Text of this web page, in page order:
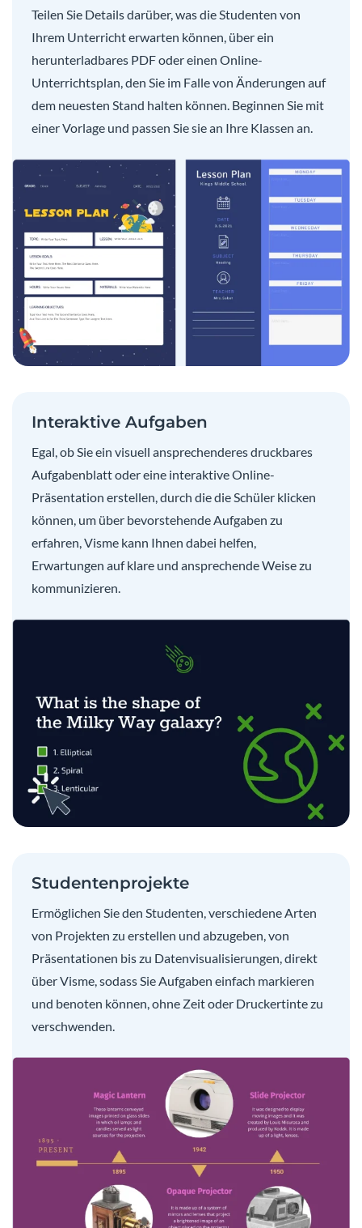
Teilen Sie Details darüber, was die Studenten von
Ihrem Unterricht erwarten können, über ein
herunterladbares PDF oder einen Online-
Unterrichtsplan, den Sie im Falle von Änderungen auf
dem neuesten Stand halten können. Beginnen Sie mit
einer Vorlage und passen Sie sie an Ihre Klassen an.
Interaktive Aufgaben
Egal, ob Sie ein visuell ansprechenderes druckbares
Aufgabenblatt oder eine interaktive Online-
Präsentation erstellen, durch die die Schüler klicken
können, um über bevorstehende Aufgaben zu
erfahren, Visme kann Ihnen dabei helfen,
Erwartungen auf klare und ansprechende Weise zu
kommunizieren.
Studentenprojekte
Ermöglichen Sie den Studenten, verschiedene Arten
von Projekten zu erstellen und abzugeben, von
Präsentationen bis zu Datenvisualisierungen, direkt
über Visme, sodass Sie Aufgaben einfach markieren
und benoten können, ohne Zeit oder Druckertinte zu
verschwenden.